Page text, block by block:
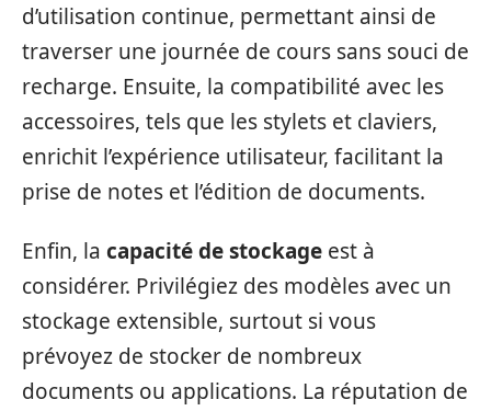
d’utilisation continue, permettant ainsi de
traverser une journée de cours sans souci de
recharge. Ensuite, la compatibilité avec les
accessoires, tels que les stylets et claviers,
enrichit l’expérience utilisateur, facilitant la
prise de notes et l’édition de documents.
Enfin, la capacité de stockage est à
considérer. Privilégiez des modèles avec un
stockage extensible, surtout si vous
prévoyez de stocker de nombreux
documents ou applications. La réputation de